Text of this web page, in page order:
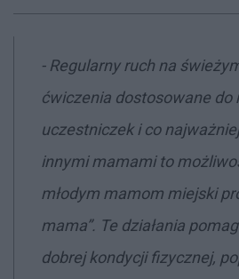
- Regularny ruch na
ćwiczenia dostosowane do
uczestniczek i co
innymi mamami to
młodym mamom miejski
mama”. Te działania
dobrej kondycji fizycznej,